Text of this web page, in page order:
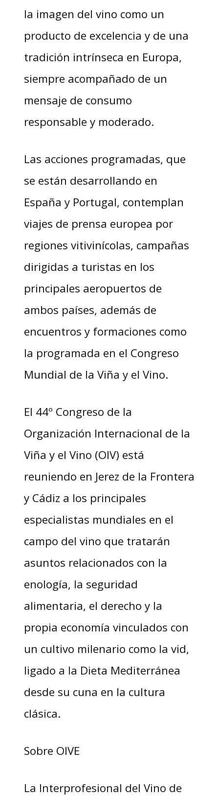
la imagen del vino como un
producto de excelencia y de una
tradición intrínseca en Europa,
siempre acompañado de un
mensaje de consumo
responsable y moderado.
Las acciones programadas, que
se están desarrollando en
España y Portugal, contemplan
viajes de prensa europea por
regiones vitivinícolas, campañas
dirigidas a turistas en los
principales aeropuertos de
ambos países, además de
encuentros y formaciones como
la programada en el Congreso
Mundial de la Viña y el Vino.
El 44º Congreso de la
Organización Internacional de la
Viña y el Vino (OIV) está
reuniendo en Jerez de la Frontera
y Cádiz a los principales
especialistas mundiales en el
campo del vino que tratarán
asuntos relacionados con la
enología, la seguridad
alimentaria, el derecho y la
propia economía vinculados con
un cultivo milenario como la vid,
ligado a la Dieta Mediterránea
desde su cuna en la cultura
clásica.
Sobre OIVE
La Interprofesional del Vino de